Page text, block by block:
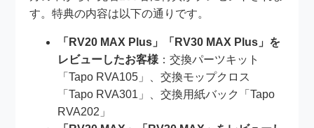
す。特典の内容は以下の通りです。
「RV20 MAX Plus」「RV30 MAX Plus」を
レビューしたお客様：交換パーツキット
「Tapo RVA105」、交換モップクロス
「Tapo RVA301」、交換用紙バック「Tapo
RVA202」